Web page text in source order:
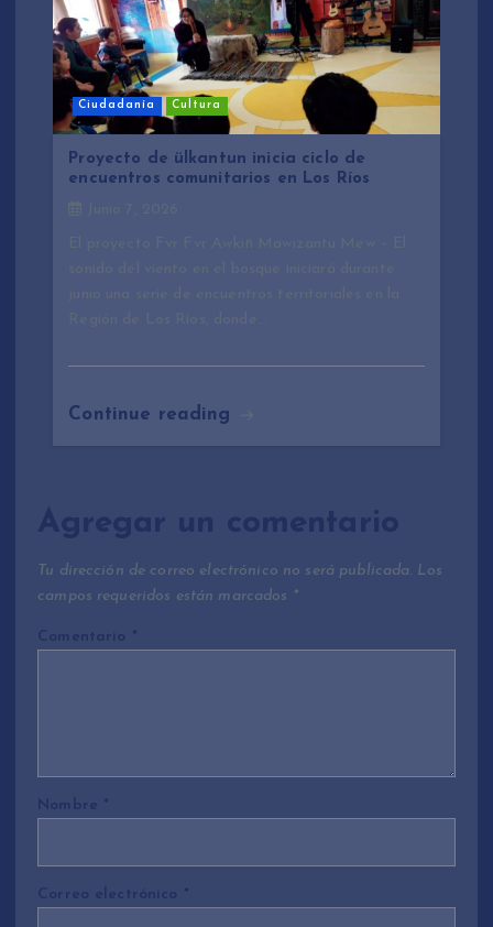
Ciudadanía Cultura
Proyecto de ülkantun inicia ciclo de
encuentros comunitarios en Los Ríos
Continue reading
Agregar un comentario
Tu dirección de correo electrónico no será publicada. Los
campos requeridos están marcados *
Comentario *
Nombre *
Correo electrónico *